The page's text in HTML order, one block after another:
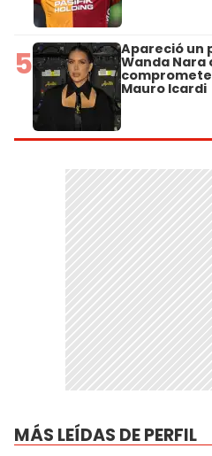
5 Apareció un
Wanda Nara
Mauro Icardi
MÁS LEÍDAS DE PERFIL